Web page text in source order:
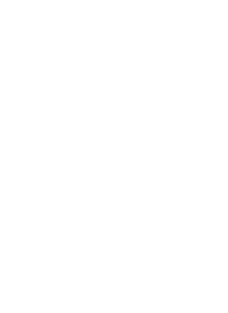
nimm einen Anruf an,
Mitteilungen. Die
iPhone und im WLAN,